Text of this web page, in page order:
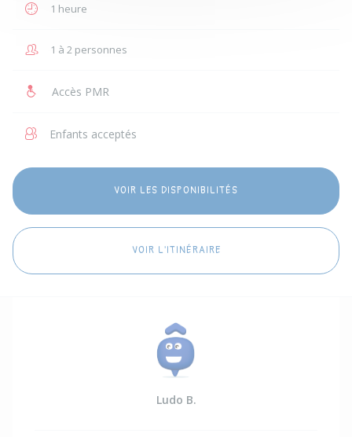
1 heure
1 à 2 personnes
Accès PMR
Enfants acceptés
VOIR LES DISPONIBILITÉS
VOIR L'ITINÉRAIRE
Ludo B.